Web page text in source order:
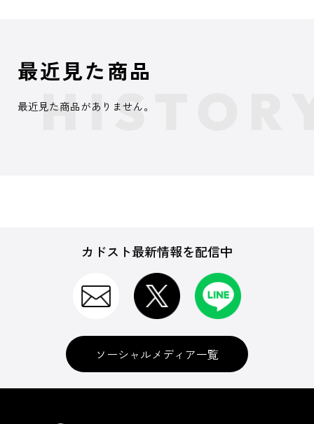
最近見た商品
最近見た商品がありません。
カドスト最新情報を配信中
ソーシャルメディア一覧